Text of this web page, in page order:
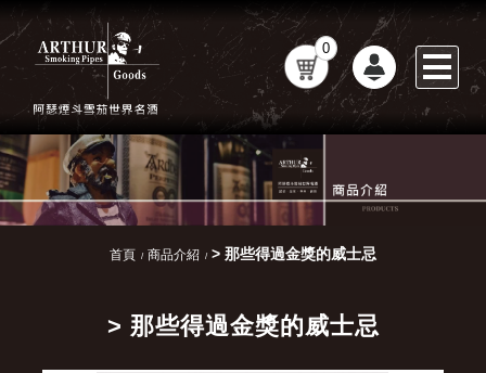
0
首頁 商品介紹 > 那些得過金獎的威士忌
> 那些得過金獎的威士忌